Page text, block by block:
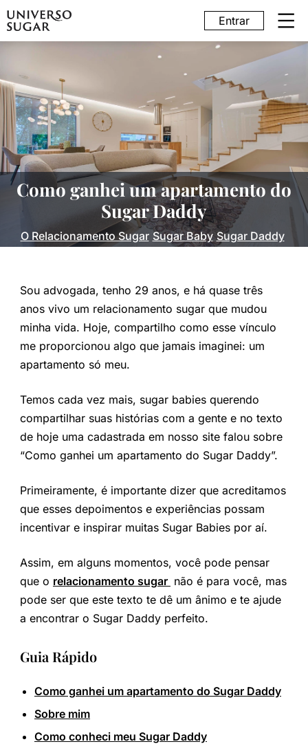
Entrar
Como ganhei um apartamento do
Sugar Daddy
O Relacionamento Sugar Sugar Baby Sugar Daddy
Sou advogada, tenho 29 anos, e há quase três
anos vivo um relacionamento sugar que mudou
minha vida. Hoje, compartilho como esse vínculo
me proporcionou algo que jamais imaginei: um
apartamento só meu.
Temos cada vez mais, sugar babies querendo
compartilhar suas histórias com a gente e no texto
de hoje uma cadastrada em nosso site falou sobre
“Como ganhei um apartamento do Sugar Daddy”.
Primeiramente, é importante dizer que acreditamos
que esses depoimentos e experiências possam
incentivar e inspirar muitas Sugar Babies por aí.
Assim, em alguns momentos, você pode pensar
que o relacionamento sugar não é para você, mas
pode ser que este texto te dê um ânimo e te ajude
a encontrar o Sugar Daddy perfeito.
Guia Rápido
Como ganhei um apartamento do Sugar Daddy
Sobre mim
Como conheci meu Sugar Daddy